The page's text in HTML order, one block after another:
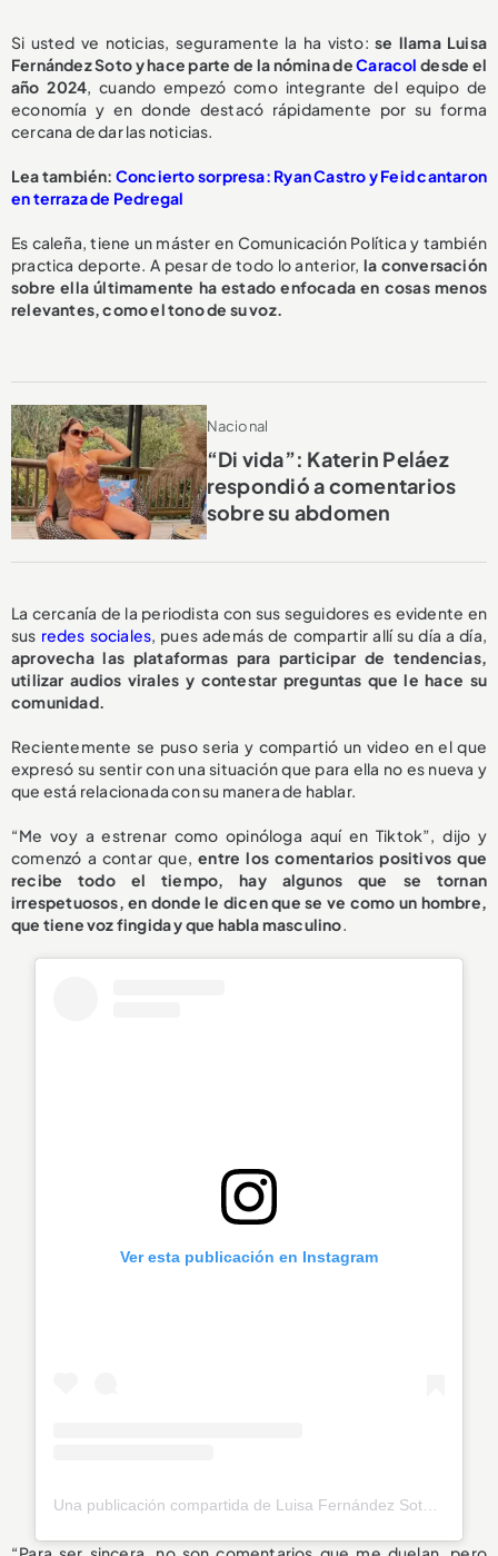
Si usted ve noticias, seguramente la ha visto:se llama Luisa
Fernández Soto y hace parte de la nómina deCaracol desde el
año 2024, cuando empezó como integrante del equipo de
economía y en donde destacó rápidamente por su forma
cercana de dar las noticias.
Lea también: Concierto sorpresa: Ryan Castro y Feid cantaron
en terraza de Pedregal
Es caleña, tiene un máster en Comunicación Política y también
practica deporte. A pesar de todo lo anterior, la conversación
sobre ella últimamente ha estado enfocada en cosas menos
relevantes, como el tono de su voz.
Nacional
“Di vida”: Katerin Peláez
respondió a comentarios
sobre su abdomen
La cercanía de la periodista con sus seguidores es evidente en
sus redes sociales, pues además de compartir allí su día a día,
aprovecha las plataformas para participar de tendencias,
utilizar audios virales y contestar preguntas que le hace su
comunidad.
Recientemente se puso seria y compartió un video en el que
expresó su sentir con una situación que para ella no es nueva y
que está relacionada con su manera de hablar.
“Me voy a estrenar como opinóloga aquí en Tiktok”, dijo y
comenzó a contar que,entre los comentarios positivos que
recibe todo el tiempo, hay algunos que se tornan
irrespetuosos, en donde le dicen que se ve como un hombre,
que tiene voz fingida y que habla masculino.
Ver esta publicación en Instagram